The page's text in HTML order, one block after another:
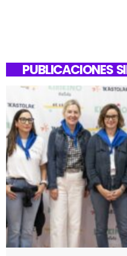
PUBLICACIONES